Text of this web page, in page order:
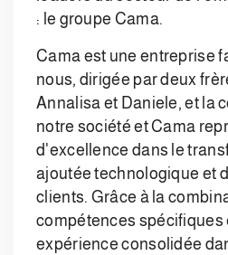
: le groupe Cama.
Cama est une entreprise
nous, dirigée par deux
Annalisa et Daniele, et la
notre société et Cama
d'excellence dans le
ajoutée technologique et
clients. Grâce à la
compétences spécifiques
expérience consolidée